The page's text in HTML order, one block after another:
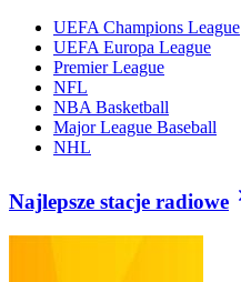
UEFA Champions League
UEFA Europa League
Premier League
NFL
NBA Basketball
Major League Baseball
NHL
Najlepsze stacje radiowe